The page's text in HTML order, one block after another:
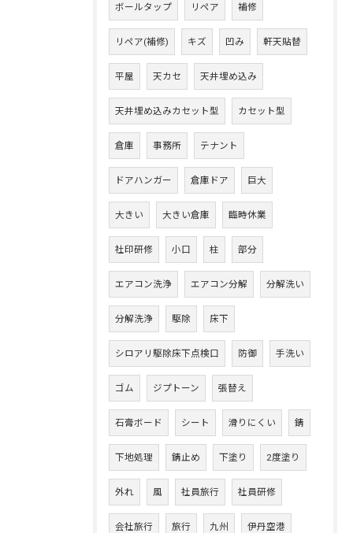
ボールタップ リペア 補修
リペア(補修) キズ 凹み 軒天貼替
平屋 天カセ 天井埋め込み
天井埋め込みカセット型 カセット型
倉庫 事務所 テナント
ドアハンガー 倉庫ドア 巨大
大きい 大きい倉庫 臨時休業
社印研修 小口 柱 部分
エアコン洗浄 エアコン分解 分解洗い
分解洗浄 駆除 床下
シロアリ駆除床下点検口 防御 手洗い
ゴム ジプトーン 張替え
石膏ボード シート 滑りにくい 錆
下地処理 錆止め 下塗り 2度塗り
外れ 風 社員旅行 社員研修
会社旅行 旅行 九州 伊丹空港